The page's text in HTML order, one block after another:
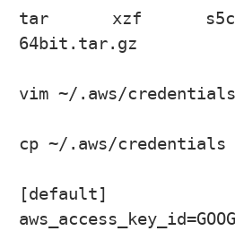
tar xzf
64bit.tar.gz
vim ~/.aws/credentials
cp ~/.aws/
[default]